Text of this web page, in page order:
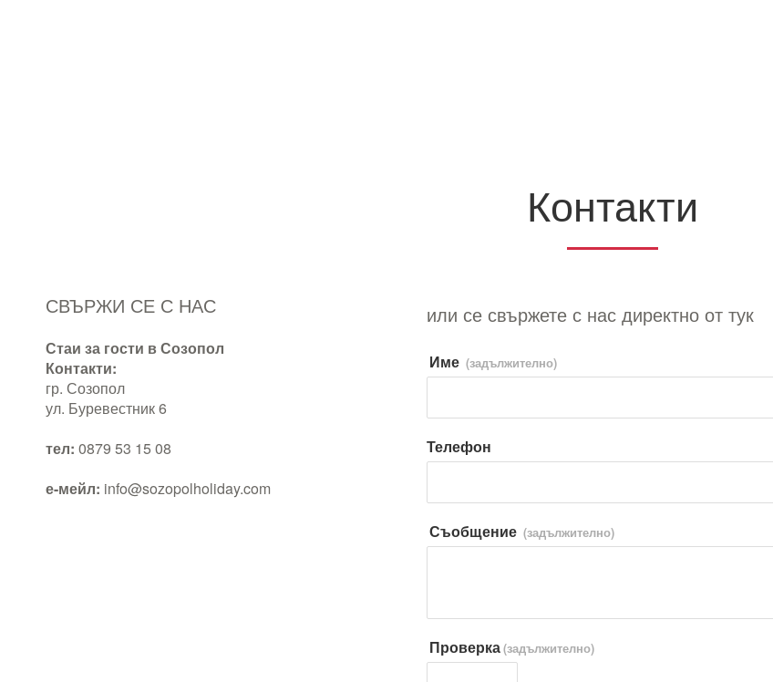
Контакти
СВЪРЖИ СЕ С НАС
Стаи за гости в Созопол
Контакти:
гр. Созопол
ул. Буревестник 6
тел: 0879 53 15 08
е-мейл: info@sozopolholiday.com
или се свържете с нас директно от тук
Име (задължително)
Телефон
Съобщение (задължително)
Проверка(задължително)